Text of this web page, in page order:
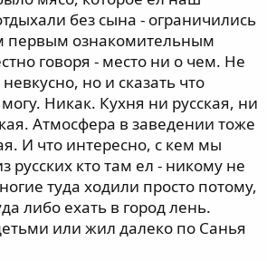
без сына - ограничились
первым ознакомительным
говоря - место ни о чем. Не
невкусно, но и сказать что
Никак. Кухня ни русская, ни
Атмосфера в заведении тоже
И что интересно, с кем мы
русских кто там ел - никому не
туда ходили просто потому,
либо ехать в город лень.
или жил далеко по Санья